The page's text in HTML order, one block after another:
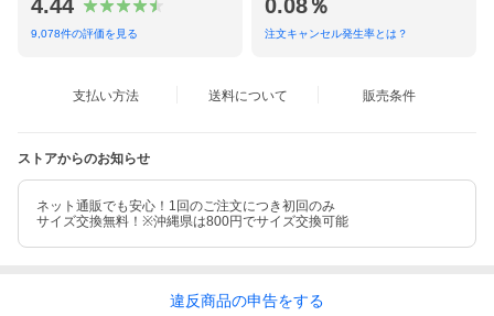
4.44
9,078件の評価を見る
0.08％
注文キャンセル発生率とは？
支払い方法 送料について 販売条件
ストアからのお知らせ
ネット通販でも安心！1回のご注文につき初回のみ
サイズ交換無料！※沖縄県は800円でサイズ交換可能
違反商品の申告をする